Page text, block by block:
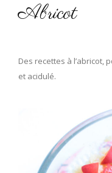
Abricot
Des recettes à l’abricot,
et acidulé.